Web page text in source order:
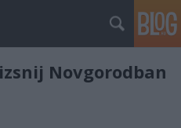
Novgorodban